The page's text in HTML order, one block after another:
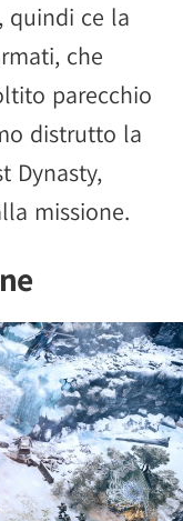
quindi ce la
che
parecchio
distrutto la
Dynasty,
missione.